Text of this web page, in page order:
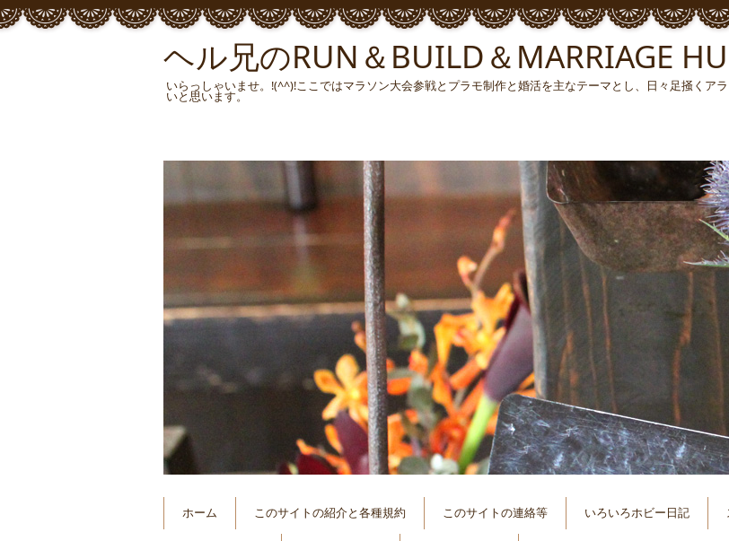
ヘル兄のRUN＆BUILD＆MARRIAGE
いらっしゃいませ。!(^^)!ここではマラソン大会参戦とプラモ制作と婚活を主なテーマとし、日々足掻くア
いと思います。
ホーム このサイトの紹介と各種規約 このサイトの連絡等 いろいろホビー日記